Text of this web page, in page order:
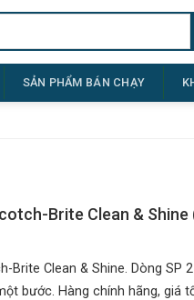
SẢN PHẨM BÁN CHẠY
Brite Clean & Shine
Brite Clean & Shine. Dòng SP
bước. Hàng chính hãng, giá